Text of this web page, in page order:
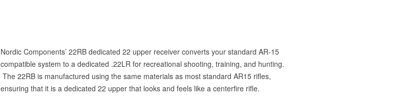
Nordic Components’ 22RB dedicated 22 upper receiver converts your standard AR-15
compatible system to a dedicated .22LR for recreational shooting, training, and hunting.
The 22RB is manufactured using the same materials as most standard AR15 rifles,
ensuring that it is a dedicated 22 upper that looks and feels like a centerfire rifle.